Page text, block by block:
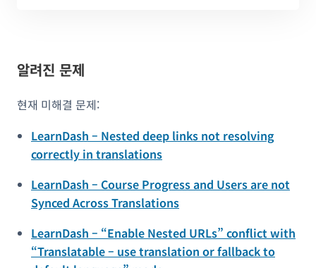
알려진 문제
현재 미해결 문제:
LearnDash – Nested deep links not resolving
correctly in translations
LearnDash – Course Progress and Users are not
Synced Across Translations
LearnDash – “Enable Nested URLs” conflict with
“Translatable – use translation or fallback to